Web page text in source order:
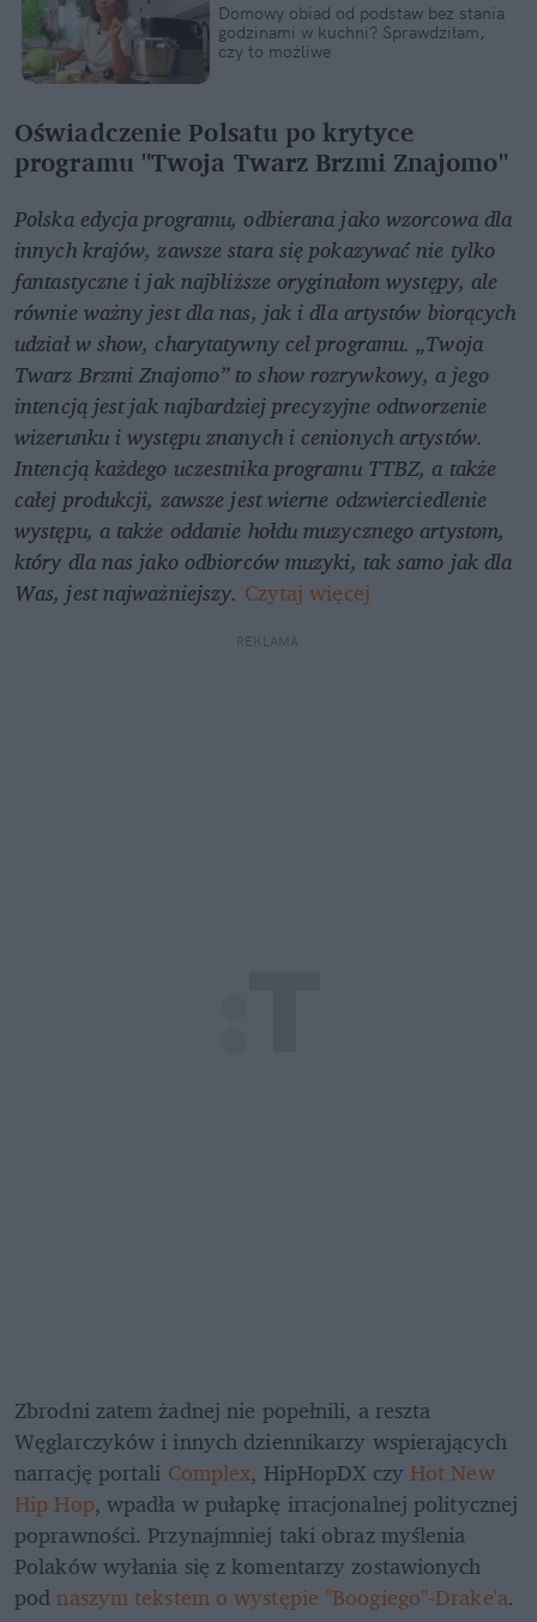
Domowy obiad od podstaw bez stania
godzinami w kuchni? Sprawdziłam,
czy to możliwe
Oświadczenie Polsatu po krytyce
programu "Twoja Twarz Brzmi Znajomo"
Polska edycja programu, odbierana jako wzorcowa dla
innych krajów, zawsze stara się pokazywać nie tylko
fantastyczne i jak najbliższe oryginałom występy, ale
równie ważny jest dla nas, jak i dla artystów biorących
udział w show, charytatywny cel programu. „Twoja
Twarz Brzmi Znajomo” to show rozrywkowy, a jego
intencją jest jak najbardziej precyzyjne odtworzenie
wizerunku i występu znanych i cenionych artystów.
Intencją każdego uczestnika programu TTBZ, a także
całej produkcji, zawsze jest wierne odzwierciedlenie
występu, a także oddanie hołdu muzycznego artystom,
który dla nas jako odbiorców muzyki, tak samo jak dla
Was, jest najważniejszy. Czytaj więcej
REKLAMA
Zbrodni zatem żadnej nie popełnili, a reszta
Węglarczyków i innych dziennikarzy wspierających
narrację portali Complex, HipHopDX czy Hot New
Hip Hop, wpadła w pułapkę irracjonalnej politycznej
poprawności. Przynajmniej taki obraz myślenia
Polaków wyłania się z komentarzy zostawionych
pod naszym tekstem o występie "Boogiego"-Drake'a.